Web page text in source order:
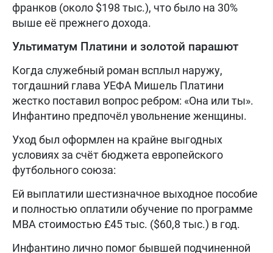
франков (около $198 тыс.), что было на 30%
выше её прежнего дохода.
Ультиматум Платини и золотой парашют
Когда служебный роман всплыл наружу,
тогдашний глава УЕФА Мишель Платини
жестко поставил вопрос ребром: «Она или ты».
Инфантино предпочёл увольнение женщины.
Уход был оформлен на крайне выгодных
условиях за счёт бюджета европейского
футбольного союза:
Ей выплатили шестизначное выходное пособие
и полностью оплатили обучение по программе
MBA стоимостью £45 тыс. ($60,8 тыс.) в год.
Инфантино лично помог бывшей подчиненной